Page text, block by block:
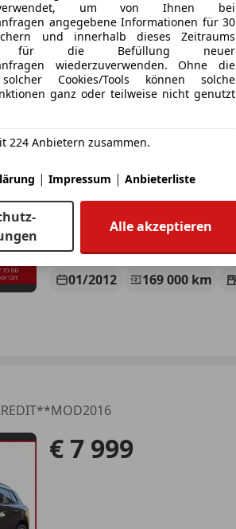
PICKER*MOD2012
€ 12 500
01/2012 169 000 km
€ 7 999
um von Ihnen bei
angegebene Informationen für 30
und innerhalb dieses Zeitraums
für die Befüllung neuer
wiederzuverwenden. Ohne die
Cookies/Tools können solche
ganz oder teilweise nicht genutzt
224 Anbietern zusammen.
| Impressum | Anbieterliste
Alle akzeptieren